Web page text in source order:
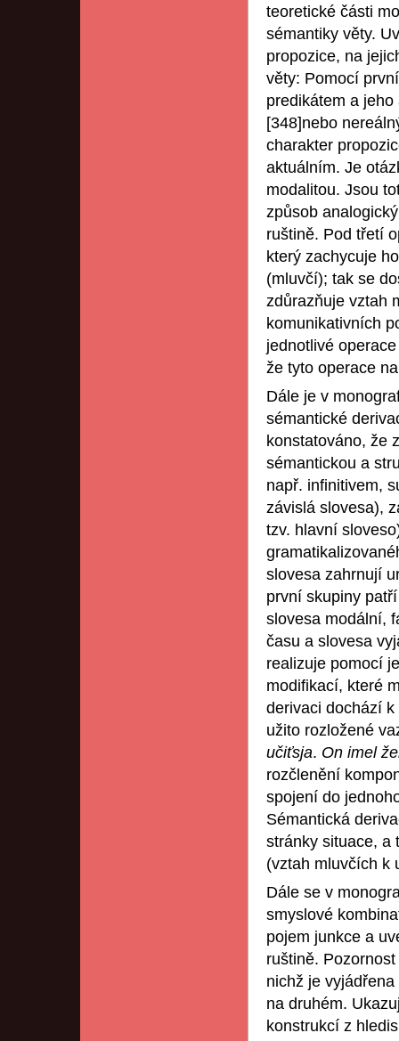
teoretické části
sémantiky věty.
propozice, na
věty: Pomocí
predikátem a
[348]nebo
charakter
aktuálním. Je
modalitou. Jsou
způsob
ruštině. Pod třetí
který zachycuje
(mluvčí); tak se
zdůrazňuje vztah
komunikativních
jednotlivé
že tyto operace
Dále je v
sémantické
konstatováno, že
sémantickou a
např. infinitivem,
závislá slovesa),
tzv. hlavní
slovesa zahrnují
první skupiny
slovesa modální,
času a slovesa
realizuje pomocí
modifikací, které
derivaci dochází
užito rozložené
učiťsja. On imel
rozčlenění
spojení do
Sémantická
stránky situace, a
(vztah mluvčích k
Dále se v
smyslové
pojem junkce a
ruštině.
nichž je
na druhém.
konstrukcí z